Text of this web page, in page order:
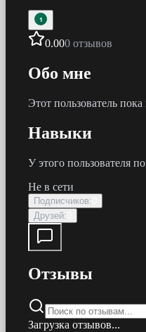
1
0.000 отзывов
Обо мне
Этот пользователь пока
Навыки
У этого пользователя
Не в сети
Подписчиков:
Друзей:
Отзывы
Загрузка отзывов...